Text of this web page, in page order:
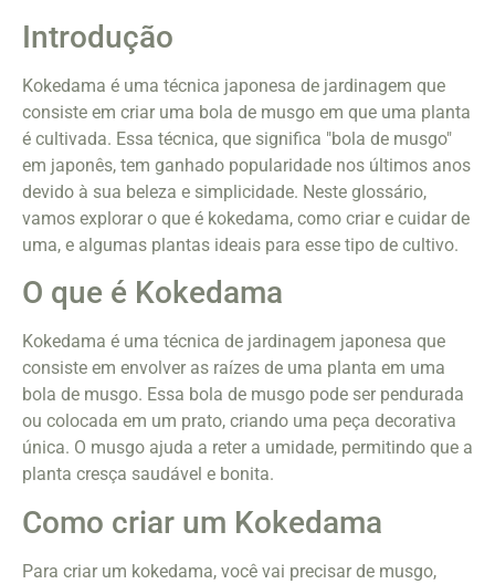
Introdução
Kokedama é uma técnica japonesa de jardinagem que
consiste em criar uma bola de musgo em que uma planta
é cultivada. Essa técnica, que significa "bola de musgo"
em japonês, tem ganhado popularidade nos últimos anos
devido à sua beleza e simplicidade. Neste glossário,
vamos explorar o que é kokedama, como criar e cuidar de
uma, e algumas plantas ideais para esse tipo de cultivo.
O que é Kokedama
Kokedama é uma técnica de jardinagem japonesa que
consiste em envolver as raízes de uma planta em uma
bola de musgo. Essa bola de musgo pode ser pendurada
ou colocada em um prato, criando uma peça decorativa
única. O musgo ajuda a reter a umidade, permitindo que a
planta cresça saudável e bonita.
Como criar um Kokedama
Para criar um kokedama, você vai precisar de musgo,